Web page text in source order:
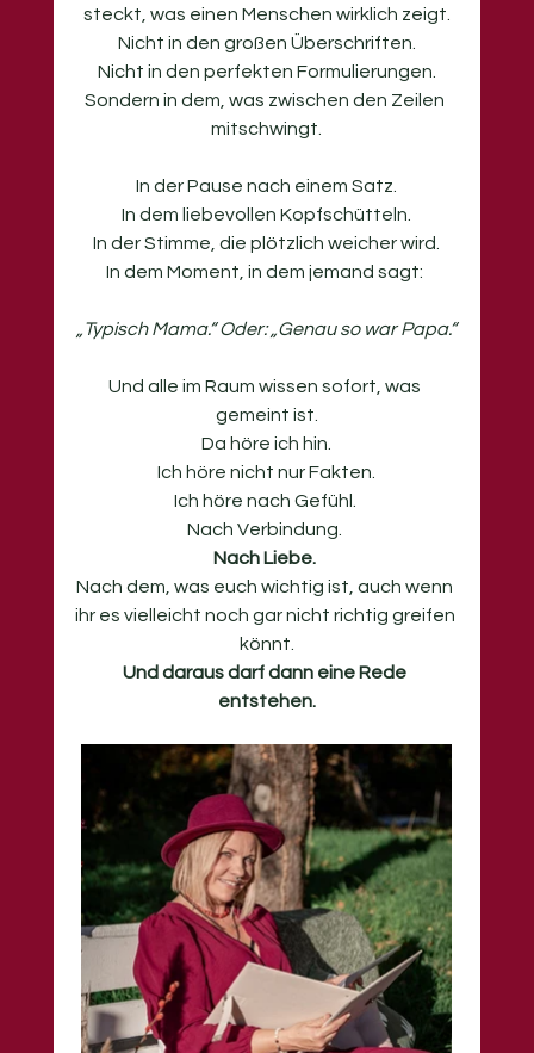
steckt, was einen Menschen wirklich zeigt.
Nicht in den großen Überschriften.
Nicht in den perfekten Formulierungen.
Sondern in dem, was zwischen den Zeilen
mitschwingt.
In der Pause nach einem Satz.
In dem liebevollen Kopfschütteln.
In der Stimme, die plötzlich weicher wird.
In dem Moment, in dem jemand sagt:
„Typisch Mama.“ Oder: „Genau so war Papa.“
Und alle im Raum wissen sofort, was
gemeint ist.
Da höre ich hin.
Ich höre nicht nur Fakten.
Ich höre nach Gefühl.
Nach Verbindung.
Nach Liebe.
Nach dem, was euch wichtig ist, auch wenn
ihr es vielleicht noch gar nicht richtig greifen
könnt.
Und daraus darf dann eine Rede
entstehen.